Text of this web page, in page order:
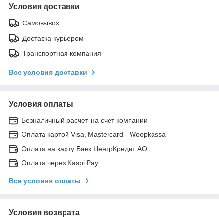
Условия доставки
Самовывоз
Доставка курьером
Транспортная компания
Все условия доставки
Условия оплаты
Безналичный расчет, на счет компании
Оплата картой Visa, Mastercard - Woopkassa
Оплата на карту Банк ЦентрКредит АО
Оплата через Kaspi Pay
Все условия оплаты
Условия возврата